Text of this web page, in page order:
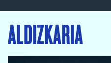
ALDIZKARIA